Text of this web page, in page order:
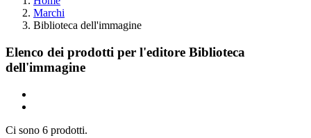
Marchi
Biblioteca dell'immagine
Elenco dei prodotti per l'editore Biblioteca
dell'immagine
Ci sono 6 prodotti.